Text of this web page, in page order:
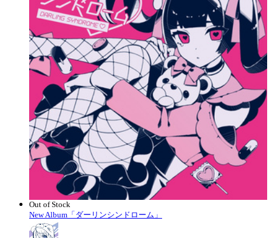
Out of Stock
New Album「ダーリンシンドローム」